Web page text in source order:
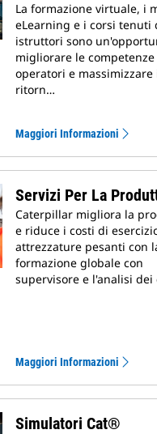
La formazione virtuale, i
eLearning e i corsi tenuti
istruttori sono
migliorare le
operatori e massimizzare
ritorn…
Maggiori Informazioni
Servizi Per La
Caterpillar migliora la
e riduce i costi di
attrezzature pesanti con
formazione globale con
supervisore e l'analisi dei
Maggiori Informazioni
Simulatori Cat®